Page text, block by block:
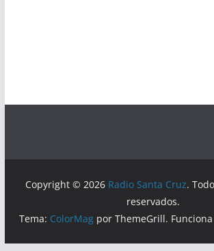
Copyright © 2026 Radio Santa Cruz.
reservados.
Tema: ColorMag por ThemeGrill.